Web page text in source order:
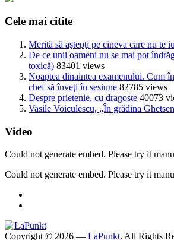
Cele mai citite
Merită să aştepţi pe cineva care nu te
De ce unii oameni nu se mai pot
toxică) 83401 views
Noaptea dinaintea examenului. Cum
chef să înveţi în sesiune 82785 views
Despre prietenie, cu dragoste 40073
Vasile Voiculescu, „În grădina
Video
Could not generate embed. Please try it
Could not generate embed. Please try it
Copyright © 2026 — LaPunkt. All Rights